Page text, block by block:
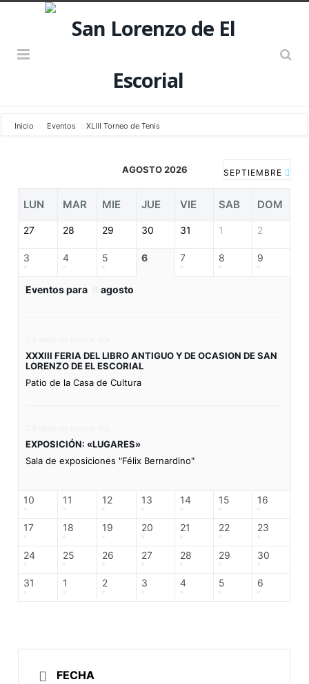
Inicio Eventos XLIII Torneo de Tenis
AGOSTO 2026 SEPTIEMBRE
LUN MAR MIE JUE VIE SAB DOM
27 28 29 30 31 1 2
3 4 5 6 7 8 9
Eventos para agosto
XXXIII FERIA DEL LIBRO ANTIGUO Y DE OCASION DE SAN
LORENZO DE EL ESCORIAL
Patio de la Casa de Cultura
EXPOSICIÓN: «LUGARES»
Sala de exposiciones "Félix Bernardino"
10 11 12 13 14 15 16
17 18 19 20 21 22 23
24 25 26 27 28 29 30
31 1 2 3 4 5 6
FECHA